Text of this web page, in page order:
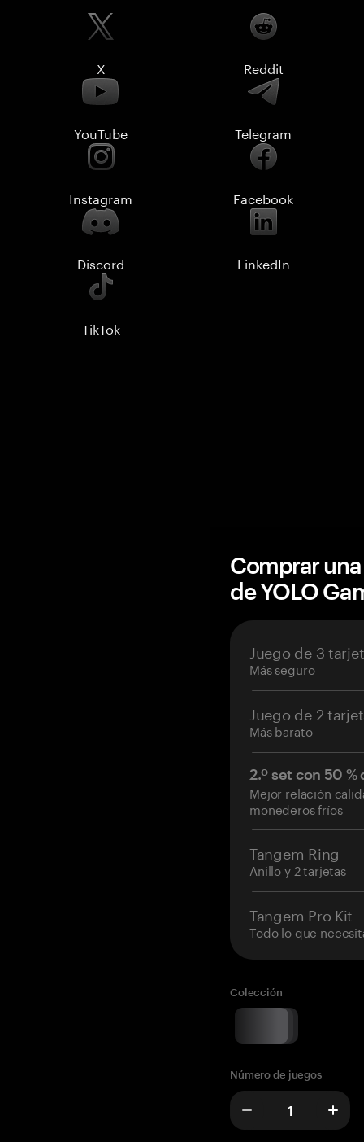
X Reddit
YouTube Telegram
Instagram Facebook
Discord LinkedIn
TikTok
Comprar
de YOLO
Juego de 3
Más seguro
Juego de 2
Más barato
2.º set con 50
Mejor relación
monederos fríos
Tangem Ring
Anillo y 2 tarjetas
Tangem Pro Kit
Todo lo que
Colección
Número de juegos